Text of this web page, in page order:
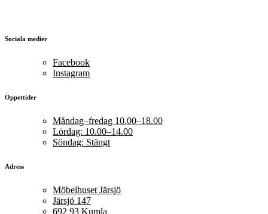
Sociala medier
Facebook
Instagram
Öppettider
Måndag–fredag 10.00–18.00
Lördag: 10.00–14.00
Söndag: Stängt
Adress
Möbelhuset Järsjö
Järsjö 147
692 93 Kumla